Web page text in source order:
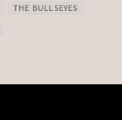
THE BULLSEYES